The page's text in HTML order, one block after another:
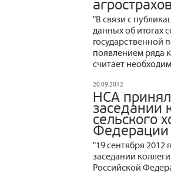
"В связи с
данных об итогах
государственной
появлением ряда
считает
20.09.2012
НСА
заседании
сельского
Федерации
"19 сентября
заседании
Российской